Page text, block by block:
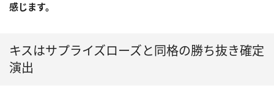
感じます。
キスはサプライズローズと同格の勝ち抜き確定
演出